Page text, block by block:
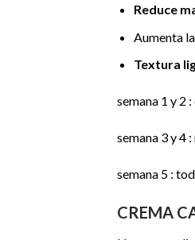
Reduce
Aumenta la
Textura
semana 1 y 2
semana 3 y 4
semana 5 :
CREMA